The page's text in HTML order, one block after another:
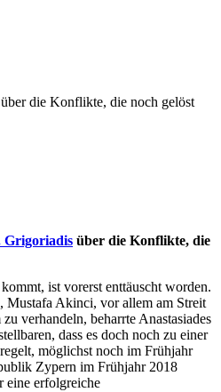
die Konflikte, die noch gelöst
Grigoriadis über die Konflikte, die
ist vorerst enttäuscht worden.
Mustafa Akinci, vor allem am Streit
verhandeln, beharrte Anastasiades
dass es doch noch zu einer
möglichst noch im Frühjahr
Zypern im Frühjahr 2018
eine erfolgreiche